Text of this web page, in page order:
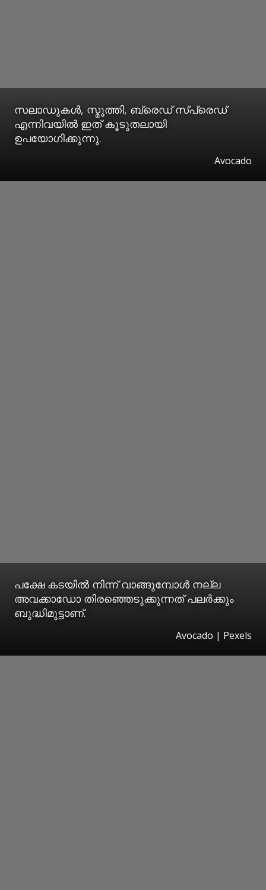
സലാഡുകൾ, സ്മൂത്തി, ബ്രെഡ് സ്പ്രെഡ്
എന്നിവയിൽ ഇത് കൂടുതലായി
ഉപയോഗിക്കുന്നു.
Avocado
പക്ഷേ കടയിൽ നിന്ന് വാങ്ങുമ്പോൾ നല്ല
അവക്കാഡോ തിരഞ്ഞെടുക്കുന്നത് പലർക്കും
ബുദ്ധിമുട്ടാണ്.
Avocado | Pexels